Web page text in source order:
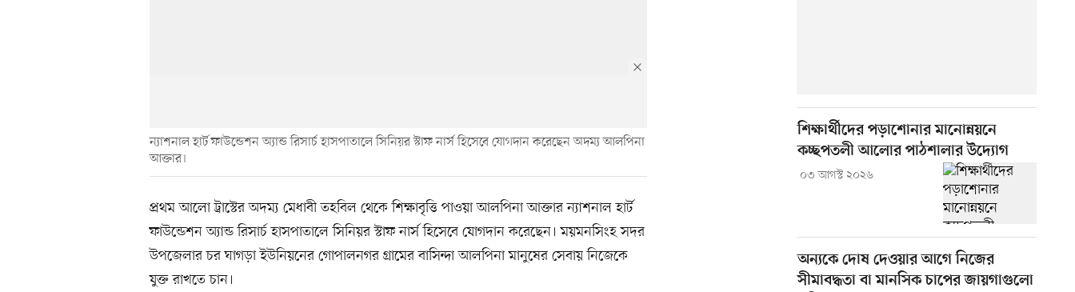
ন্যাশনাল হার্ট ফাউন্ডেশন অ্যান্ড রিসার্চ হাসপাতালে সিনিয়র স্টাফ নার্স হিসেবে যোগদান করেছেন অদম্য আলপিনা
আক্তার।
প্রথম আলো ট্রাস্টের অদম্য মেধাবী তহবিল থেকে শিক্ষাবৃত্তি পাওয়া আলপিনা আক্তার ন্যাশনাল হার্ট
ফাউন্ডেশন অ্যান্ড রিসার্চ হাসপাতালে সিনিয়র স্টাফ নার্স হিসেবে যোগদান করেছেন। ময়মনসিংহ সদর
উপজেলার চর ঘাগড়া ইউনিয়নের গোপালনগর গ্রামের বাসিন্দা আলপিনা মানুষের সেবায় নিজেকে
যুক্ত রাখতে চান।
শিক্ষার্থীদের পড়াশোনার মানোন্নয়নে
কচ্ছপতলী আলোর পাঠশালার উদ্যোগ
০৩ আগস্ট ২০২৬
অন্যকে দোষ দেওয়ার আগে নিজের
সীমাবদ্ধতা বা মানসিক চাপের জায়গাগুলো